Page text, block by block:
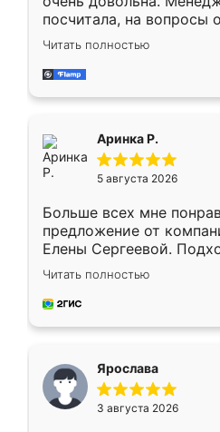
посчитала, на вопросы
Замерщик приехал в
делу со всей
за день, ребята
Читать полностью
Аринка Р.
5 августа 2026
Больше всех мне
предложение от
Елены Сергеевой.
короткие сроки
для замера сотрудник
предложил по моему
Читать полностью
Ярослава
3 августа 2026